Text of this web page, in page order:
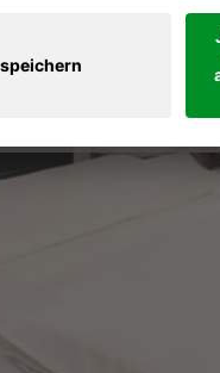
pro Person